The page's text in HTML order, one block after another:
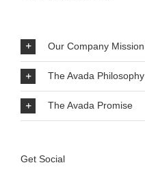
Our Company Mission
The Avada Philosophy
The Avada Promise
Get Social